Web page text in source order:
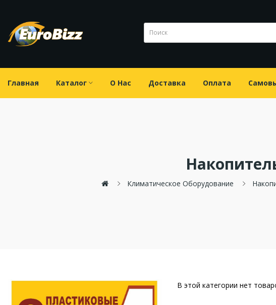
Главная Каталог О Нас Доставка Оплата
Климатическое Оборудование
В этой категории нет